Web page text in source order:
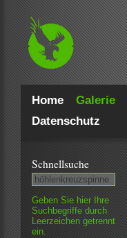
Home Galerie
Datenschutz
Schnell­suche
Geben Sie hier Ihre
Such­begriffe durch
Leer­zeichen getrennt
ein.